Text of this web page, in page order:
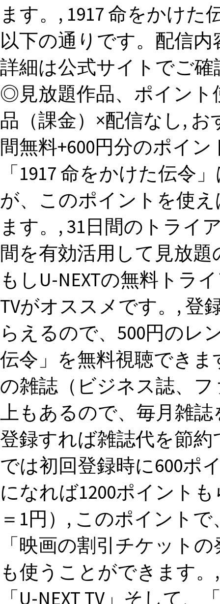
ます。, 1917 命をかけ
以下の通りです。配信内
詳細は公式サイトで
◎見放題作品、ポイント
品（課金）×配信なし,
間無料+600円分のポイン
「1917 命をかけた伝令
が、このポイントを使
ます。, 31日間のトライ
間を有効活用して見放
もしU-NEXTの無料トラ
TVがオススメです。, 登
らえるので、500円のレ
伝令」を無料視聴できま
の雑誌（ビジネス誌、
上もあるので、毎月雑誌
登録すれば雑誌代を節約
では初回登録時に600ポ
になれば1200ポイント
＝1円）, このポイント
「映画の割引チケット
も使うことができます。
「U-NEXT TV」そして、